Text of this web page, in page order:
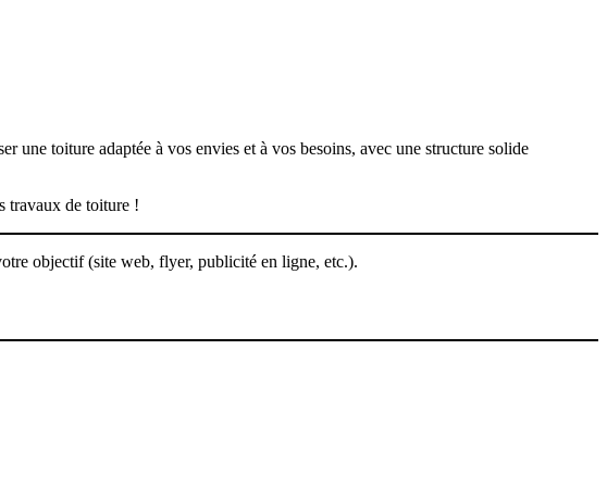
une toiture adaptée à vos envies et à vos besoins, avec une structure solide
travaux de toiture !
objectif (site web, flyer, publicité en ligne, etc.).